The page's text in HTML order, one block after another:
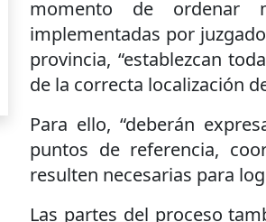
momento de ordenar
implementadas por
provincia, “establezcan
de la correcta localización
Para ello, “deberán
puntos de referencia,
resulten necesarias para
Las partes del proceso